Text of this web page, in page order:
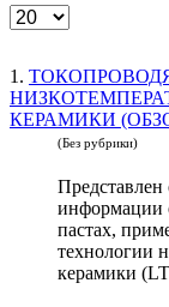
1.
КЕРАМИКИ
(Без рубрики)
информации
пастах,
технологии
керамики